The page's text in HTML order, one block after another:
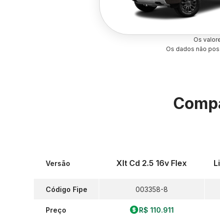
Os
Os dados não
Versão
Código Fipe
Preço
Xlt Cd 2.5 16v Flex
003358-8
R$ 110.911